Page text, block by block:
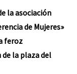
la asociación
de Mujeres»
feroz
la plaza del